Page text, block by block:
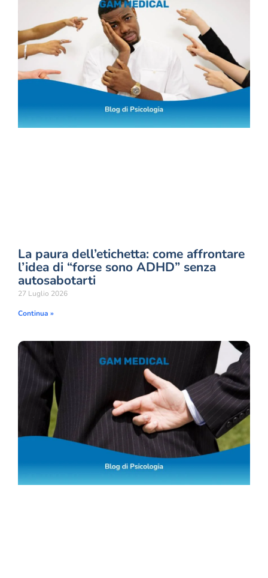
La paura dell’etichetta: come affrontare
l’idea di “forse sono ADHD” senza
autosabotarti
27 Luglio 2026
Continua »